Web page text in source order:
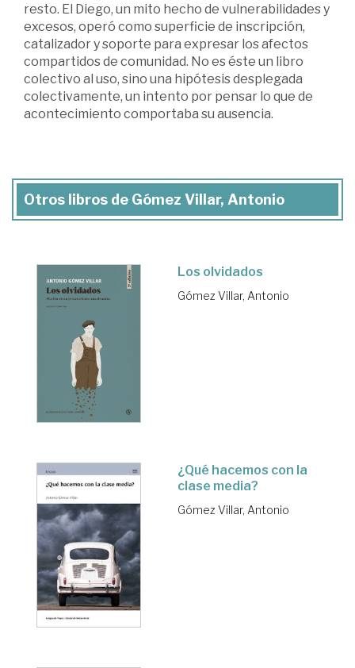
resto. El Diego, un mito hecho de vulnerabilidades y
excesos, operó como superficie de inscripción,
catalizador y soporte para expresar los afectos
compartidos de comunidad. No es éste un libro
colectivo al uso, sino una hipótesis desplegada
colectivamente, un intento por pensar lo que de
acontecimiento comportaba su ausencia.
Otros libros de Gómez Villar, Antonio
Los olvidados
Gómez Villar, Antonio
¿Qué hacemos con la
clase media?
Gómez Villar, Antonio